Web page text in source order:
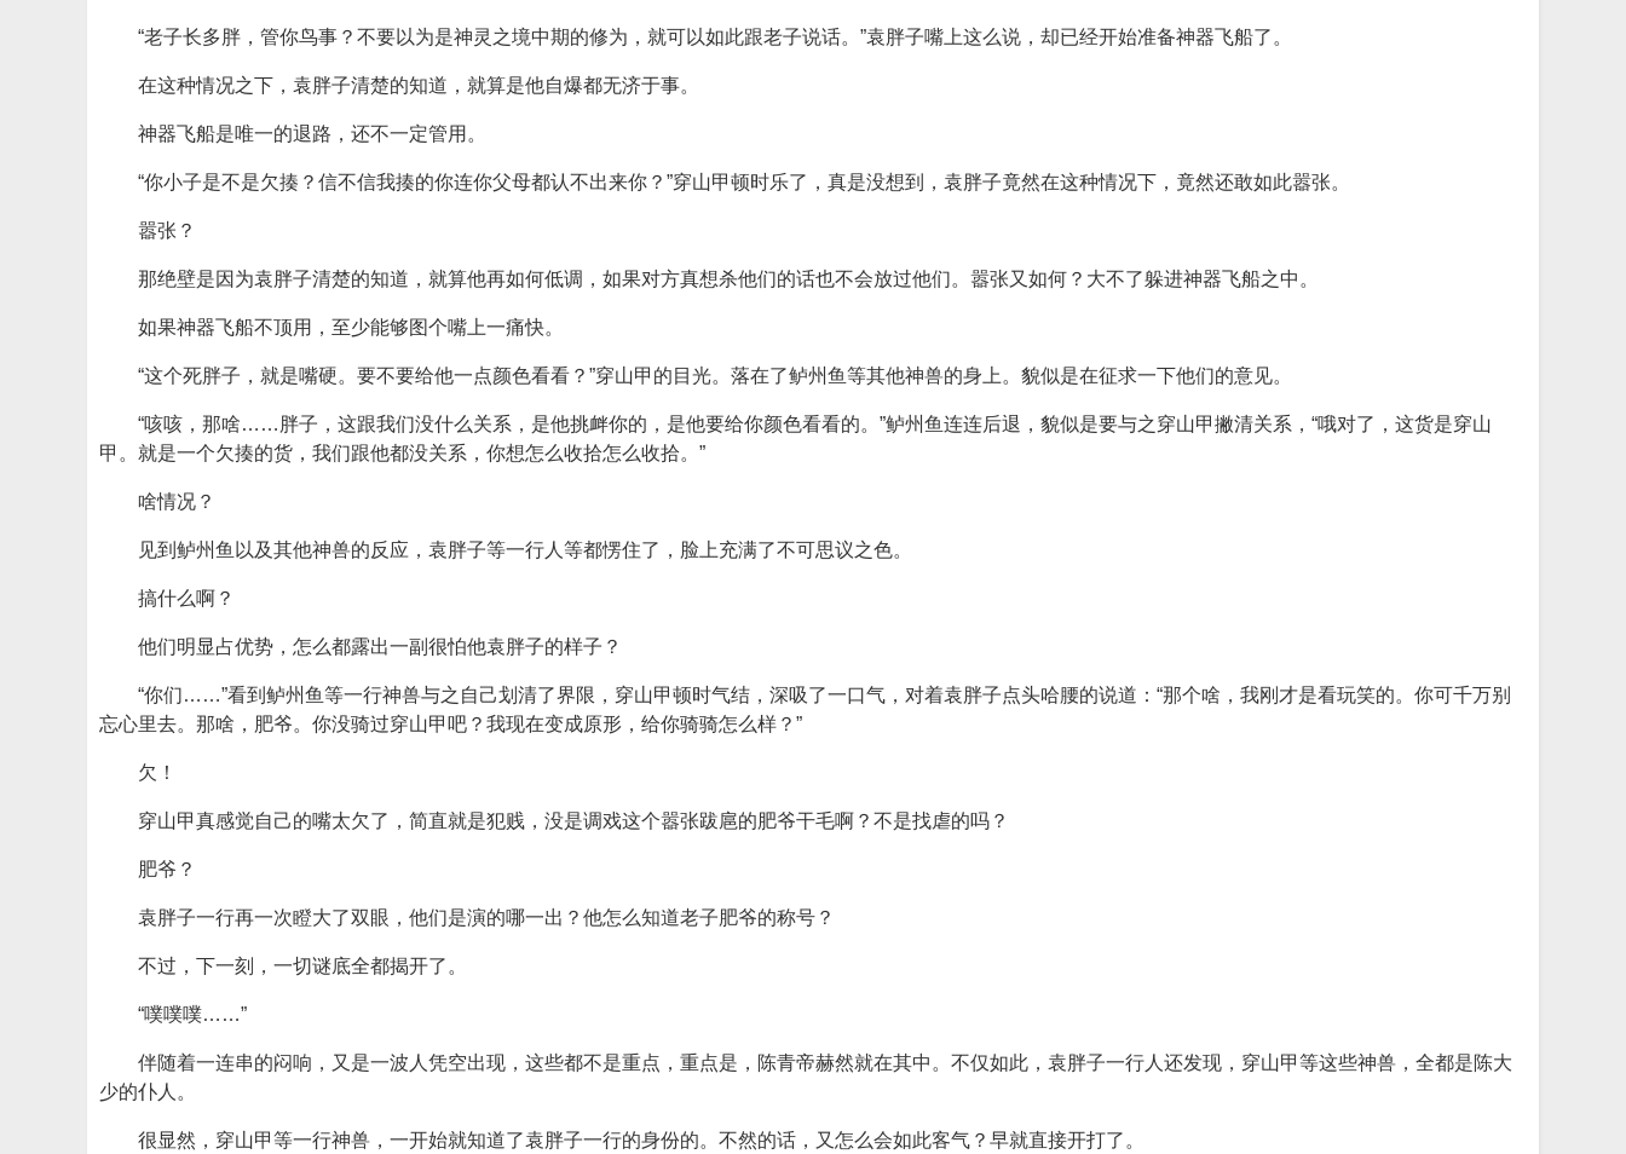
“老子长多胖，管你鸟事？不要以为是神灵之境中期的修为，就可以如此跟老子说话。”袁胖子嘴上这么说，却已经开始准备神器飞船了。
在这种情况之下，袁胖子清楚的知道，就算是他自爆都无济于事。
神器飞船是唯一的退路，还不一定管用。
“你小子是不是欠揍？信不信我揍的你连你父母都认不出来你？”穿山甲顿时乐了，真是没想到，袁胖子竟然在这种情况下，竟然还敢如此嚣张。
嚣张？
那绝壁是因为袁胖子清楚的知道，就算他再如何低调，如果对方真想杀他们的话也不会放过他们。嚣张又如何？大不了躲进神器飞船之中。
如果神器飞船不顶用，至少能够图个嘴上一痛快。
“这个死胖子，就是嘴硬。要不要给他一点颜色看看？”穿山甲的目光。落在了鲈州鱼等其他神兽的身上。貌似是在征求一下他们的意见。
“咳咳，那啥……胖子，这跟我们没什么关系，是他挑衅你的，是他要给你颜色看看的。”鲈州鱼连连后退，貌似是要与之穿山甲撇清关系，“哦对了，这货是穿山
甲。就是一个欠揍的货，我们跟他都没关系，你想怎么收拾怎么收拾。”
啥情况？
见到鲈州鱼以及其他神兽的反应，袁胖子等一行人等都愣住了，脸上充满了不可思议之色。
搞什么啊？
他们明显占优势，怎么都露出一副很怕他袁胖子的样子？
“你们……”看到鲈州鱼等一行神兽与之自己划清了界限，穿山甲顿时气结，深吸了一口气，对着袁胖子点头哈腰的说道：“那个啥，我刚才是看玩笑的。你可千万别
忘心里去。那啥，肥爷。你没骑过穿山甲吧？我现在变成原形，给你骑骑怎么样？”
欠！
穿山甲真感觉自己的嘴太欠了，简直就是犯贱，没是调戏这个嚣张跋扈的肥爷干毛啊？不是找虐的吗？
肥爷？
袁胖子一行再一次瞪大了双眼，他们是演的哪一出？他怎么知道老子肥爷的称号？
不过，下一刻，一切谜底全都揭开了。
“噗噗噗……”
伴随着一连串的闷响，又是一波人凭空出现，这些都不是重点，重点是，陈青帝赫然就在其中。不仅如此，袁胖子一行人还发现，穿山甲等这些神兽，全都是陈大
少的仆人。
很显然，穿山甲等一行神兽，一开始就知道了袁胖子一行的身份的。不然的话，又怎么会如此客气？早就直接开打了。